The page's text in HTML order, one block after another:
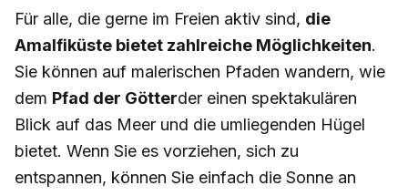
Für alle, die gerne im Freien aktiv sind, die
Amalfiküste bietet zahlreiche Möglichkeiten.
Sie können auf malerischen Pfaden wandern, wie
dem Pfad der Götterder einen spektakulären
Blick auf das Meer und die umliegenden Hügel
bietet. Wenn Sie es vorziehen, sich zu
entspannen, können Sie einfach die Sonne an